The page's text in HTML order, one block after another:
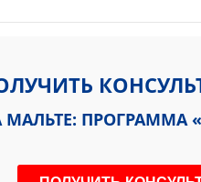
ПРОГРАММА